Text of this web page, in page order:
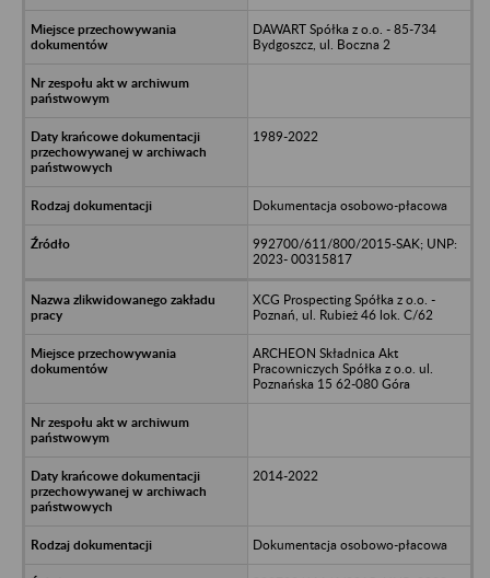
DAWART Spółka z o.o. - 85-734
Bydgoszcz, ul. Boczna 2
1989-2022
Dokumentacja osobowo-płacowa
992700/611/800/2015-SAK; UNP:
2023- 00315817
XCG Prospecting Spółka z o.o. -
Poznań, ul. Rubież 46 lok. C/62
ARCHEON Składnica Akt
Pracowniczych Spółka z o.o. ul.
Poznańska 15 62-080 Góra
2014-2022
Dokumentacja osobowo-płacowa